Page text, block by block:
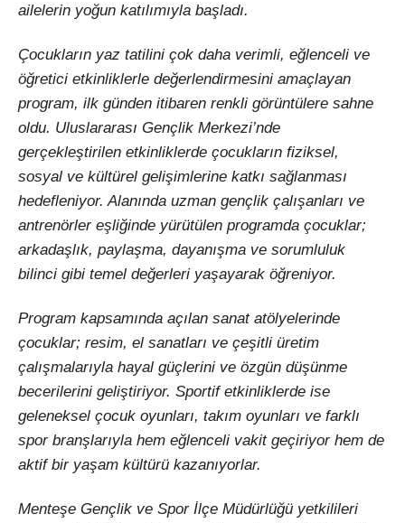
ailelerin yoğun katılımıyla başladı.
Çocukların yaz tatilini çok daha verimli, eğlenceli ve
öğretici etkinliklerle değerlendirmesini amaçlayan
program, ilk günden itibaren renkli görüntülere sahne
oldu. Uluslararası Gençlik Merkezi’nde
gerçekleştirilen etkinliklerde çocukların fiziksel,
sosyal ve kültürel gelişimlerine katkı sağlanması
hedefleniyor. Alanında uzman gençlik çalışanları ve
antrenörler eşliğinde yürütülen programda çocuklar;
arkadaşlık, paylaşma, dayanışma ve sorumluluk
bilinci gibi temel değerleri yaşayarak öğreniyor.
Program kapsamında açılan sanat atölyelerinde
çocuklar; resim, el sanatları ve çeşitli üretim
çalışmalarıyla hayal güçlerini ve özgün düşünme
becerilerini geliştiriyor. Sportif etkinliklerde ise
geleneksel çocuk oyunları, takım oyunları ve farklı
spor branşlarıyla hem eğlenceli vakit geçiriyor hem de
aktif bir yaşam kültürü kazanıyorlar.
Menteşe Gençlik ve Spor İlçe Müdürlüğü yetkilileri